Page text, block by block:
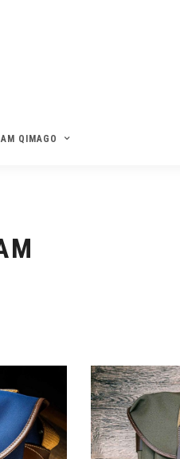
QIMAGO